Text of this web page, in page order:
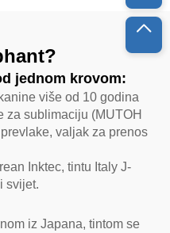
jednom krovom:
više od 10 godina
za sublimaciju (MUTOH
valjak za prenos
Inktec, tintu Italy J-
svijet.
iz Japana, tintom se